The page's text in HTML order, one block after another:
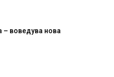
Уште двајца починаа од